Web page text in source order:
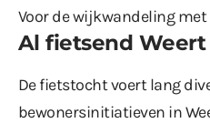
Voor de wijkwandeling
Al fietsend
De fietstocht voert lang
bewonersinitiatieven in